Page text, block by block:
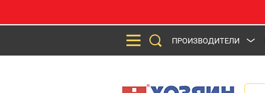
ПРОИЗВОДИТЕЛИ